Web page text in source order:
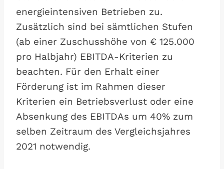
energieintensiven Betrieben zu.
Zusätzlich sind bei sämtlichen Stufen
(ab einer Zuschusshöhe von € 125.000
pro Halbjahr) EBITDA-Kriterien zu
beachten. Für den Erhalt einer
Förderung ist im Rahmen dieser
Kriterien ein Betriebsverlust oder eine
Absenkung des EBITDAs um 40% zum
selben Zeitraum des Vergleichsjahres
2021 notwendig.